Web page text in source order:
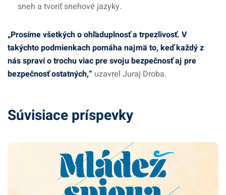
sneh a tvoriť snehové jazyky.
„Prosíme všetkých o ohľaduplnosť a trpezlivosť. V
takýchto podmienkach pomáha najmä to, keď každý z
nás spraví o trochu viac pre svoju bezpečnosť aj pre
bezpečnosť ostatných,“ uzavrel Juraj Droba.
Súvisiace príspevky